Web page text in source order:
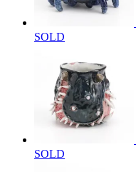
SOLD
SOLD